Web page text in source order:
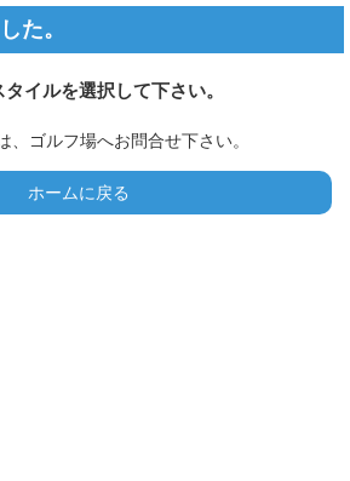
た。
イルを選択して下さい。
、ゴルフ場へお問合せ下さい。
ホームに戻る